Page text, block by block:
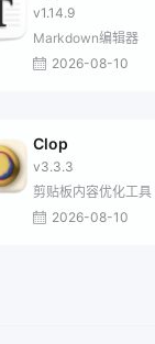
v1.14.9
Markdown编辑器
2026-08-10
Clop
v3.3.3
剪贴板内容优化工具
2026-08-10